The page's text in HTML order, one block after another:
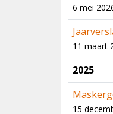
6 mei
11 maart
2025
15